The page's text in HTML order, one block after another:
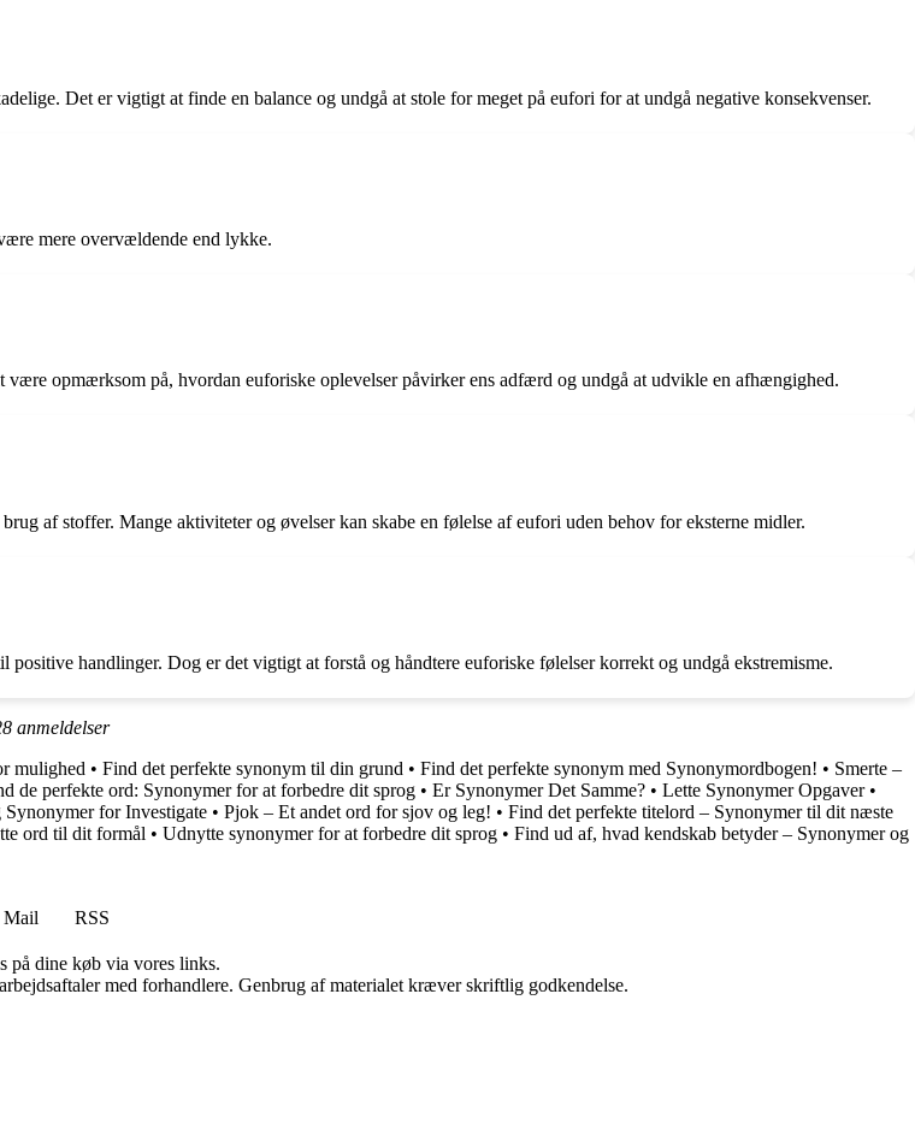
Det er vigtigt at finde en balance og undgå at stole for meget på eufori for at undgå negative konsekvenser.
mere overvældende end lykke.
opmærksom på, hvordan euforiske oplevelser påvirker ens adfærd og undgå at udvikle en afhængighed.
af stoffer. Mange aktiviteter og øvelser kan skabe en følelse af eufori uden behov for eksterne midler.
handlinger. Dog er det vigtigt at forstå og håndtere euforiske følelser korrekt og undgå ekstremisme.
anmeldelser
mulighed • Find det perfekte synonym til din grund • Find det perfekte synonym med Synonymordbogen! • Smerte –
de perfekte ord: Synonymer for at forbedre dit sprog • Er Synonymer Det Samme? • Lette Synonymer Opgaver•
Synonymer for Investigate • Pjok – Et andet ord for sjov og leg! • Find det perfekte titelord – Synonymer til dit næste
ord til dit formål • Udnytte synonymer for at forbedre dit sprog • Find ud af, hvad kendskab betyder – Synonymer og
Mail
RSS
på dine køb via vores links.
med forhandlere. Genbrug af materialet kræver skriftlig godkendelse.